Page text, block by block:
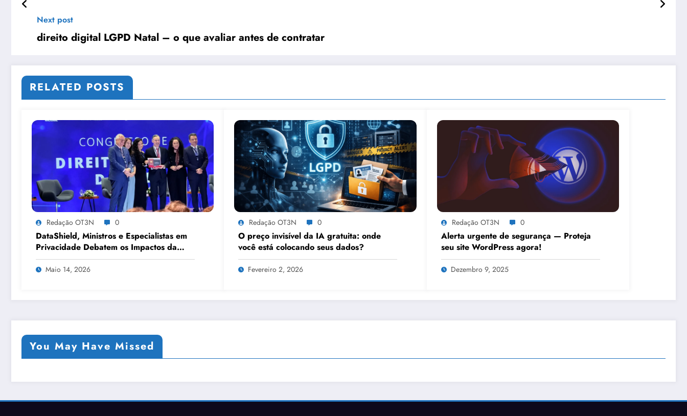
Next post
direito digital LGPD Natal – o que avaliar antes de contratar
RELATED POSTS
Redação OT3N 0
DataShield, Ministros e Especialistas em
Privacidade Debatem os Impactos da
Tecnologia, IA e Proteção de Dados no
Congresso de Direito Digital da OAB
Maio 14, 2026
Redação OT3N 0
O preço invisível da IA gratuita: onde
você está colocando seus dados?
Fevereiro 2, 2026
Redação OT3N 0
Alerta urgente de segurança — Proteja
seu site WordPress agora!
Dezembro 9, 2025
You May Have Missed